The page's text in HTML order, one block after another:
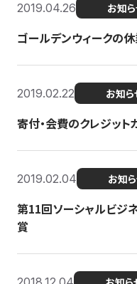
2019.04.26 お知
ゴールデンウィークの
2019.02.22 お知ら
寄付・会費のクレジッ
2019.02.04 お知
第11回ソーシャルビジ
賞